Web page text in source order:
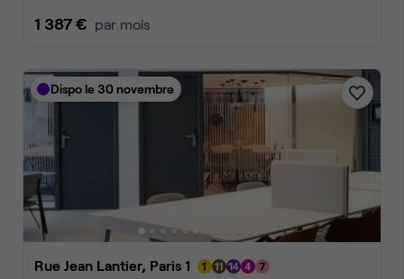
1 387 € par mois
Dispo le 30 novembre
Rue Jean Lantier, Paris 1